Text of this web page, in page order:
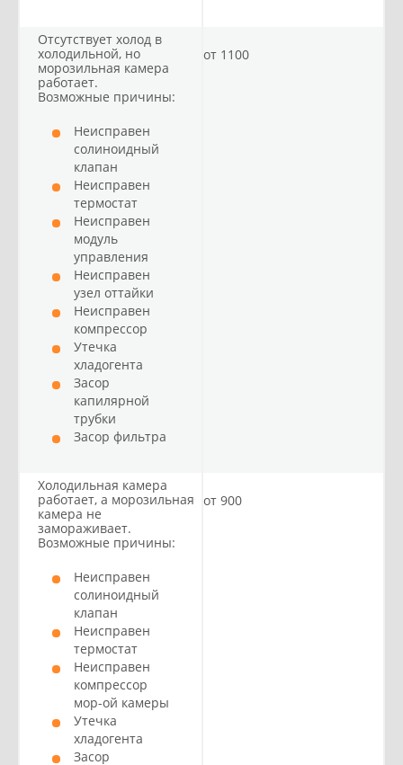
Отсутствует холод в
холодильной, но
морозильная камера
работает.
Возможные причины:
Неисправен
солиноидный
клапан
Неисправен
термостат
Неисправен
модуль
управления
Неисправен
узел оттайки
Неисправен
компрессор
Утечка
хладогента
Засор
капилярной
трубки
Засор фильтра
от 1100
Холодильная камера
работает, а морозильная
камера не
замораживает.
Возможные причины:
Неисправен
солиноидный
клапан
Неисправен
термостат
Неисправен
компрессор
мор-ой камеры
Утечка
хладогента
Засор
от 900